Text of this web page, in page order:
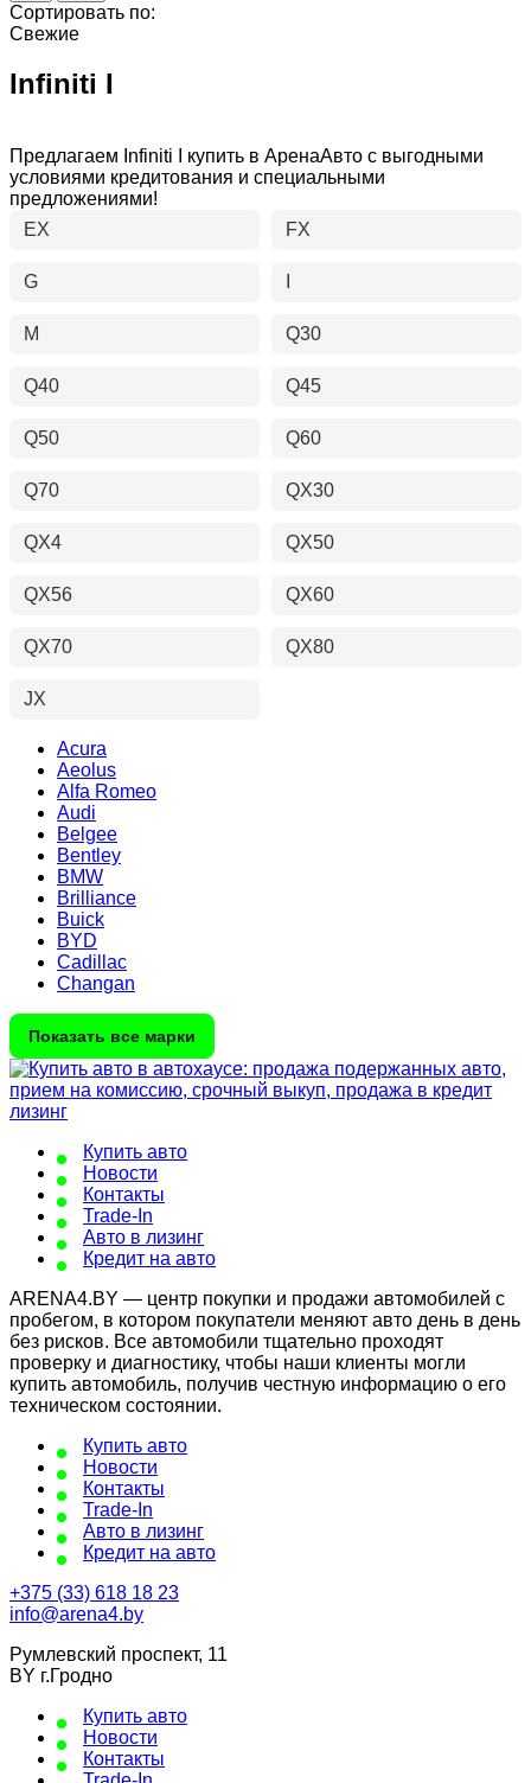
Сортировать по:
Свежие
Infiniti I
Предлагаем Infiniti I купить в АренаАвто с выгодными
условиями кредитования и специальными
предложениями!
EX
FX
G
M Q30
Q40 Q45
Q50 Q60
Q70 QX30
QX4 QX50
QX56 QX60
QX70 QX80
JX
Acura
Aeolus
Alfa Romeo
Audi
Belgee
Bentley
BMW
Brilliance
Buick
BYD
Cadillac
Changan
Показать все марки
Купить авто
Новости
Контакты
Trade-In
Авто в лизинг
Кредит на авто
ARENA4.BY — центр покупки и продажи автомобилей с
пробегом, в котором покупатели меняют авто день в день
без рисков. Все автомобили тщательно проходят
проверку и диагностику, чтобы наши клиенты могли
купить автомобиль, получив честную информацию о его
техническом состоянии.
Купить авто
Новости
Контакты
Trade-In
Авто в лизинг
Кредит на авто
+375 (33) 618 18 23
info@arena4.by
Румлевский проспект, 11
BY г.Гродно
Купить авто
Новости
Контакты